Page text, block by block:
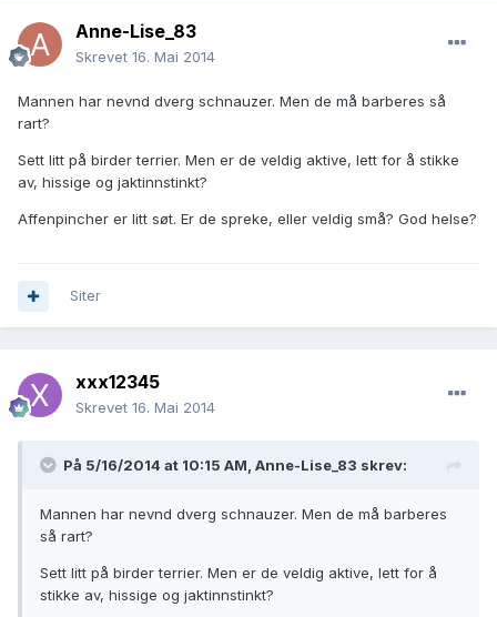
Anne-Lise_83
Skrevet 16. Mai 2014
Mannen har nevnd dverg schnauzer. Men de må barberes så
rart?
Sett litt på birder terrier. Men er de veldig aktive, lett for å stikke
av, hissige og jaktinnstinkt?
Affenpincher er litt søt. Er de spreke, eller veldig små? God helse?
Siter
xxx12345
Skrevet 16. Mai 2014
På 5/16/2014 at 10:15 AM, Anne-Lise_83 skrev:
Mannen har nevnd dverg schnauzer. Men de må barberes
så rart?
Sett litt på birder terrier. Men er de veldig aktive, lett for å
stikke av, hissige og jaktinnstinkt?